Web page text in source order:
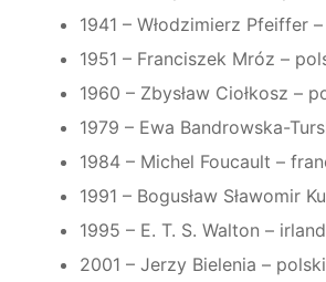
1941 – Włodzimierz Pfeiffer
1951 – Franciszek Mróz –
1960 – Zbysław Ciołkosz –
1979 – Ewa Bandrowska-
1984 – Michel Foucault –
1991 – Bogusław Sławomir
1995 – E. T. S. Walton –
2001 – Jerzy Bielenia –